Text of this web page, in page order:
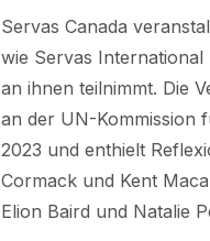
Servas Canada
wie Servas
an ihnen teilnimmt. Die
an der UN-Kommission
2023 und enthielt
Cormack und Kent
Elion Baird und Natalie